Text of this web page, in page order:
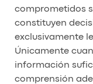
comprometidos
constituyen
exclusivamente
Únicamente
información
comprensión